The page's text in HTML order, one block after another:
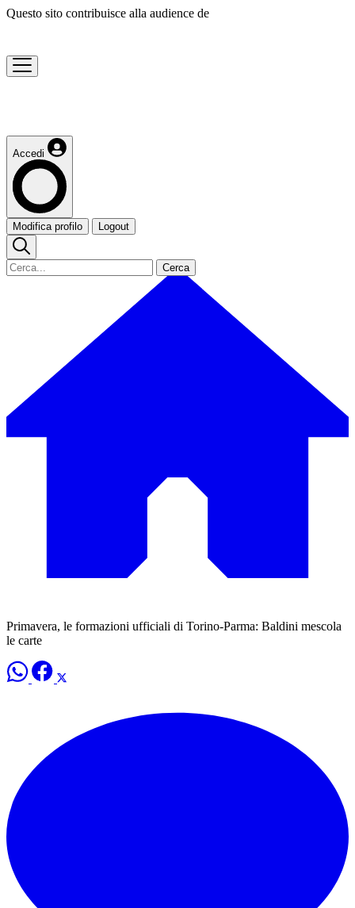
Questo sito contribuisce alla audience de
Accedi
Modifica profilo Logout
Cerca
Primavera, le formazioni ufficiali di Torino-Parma: Baldini mescola
le carte